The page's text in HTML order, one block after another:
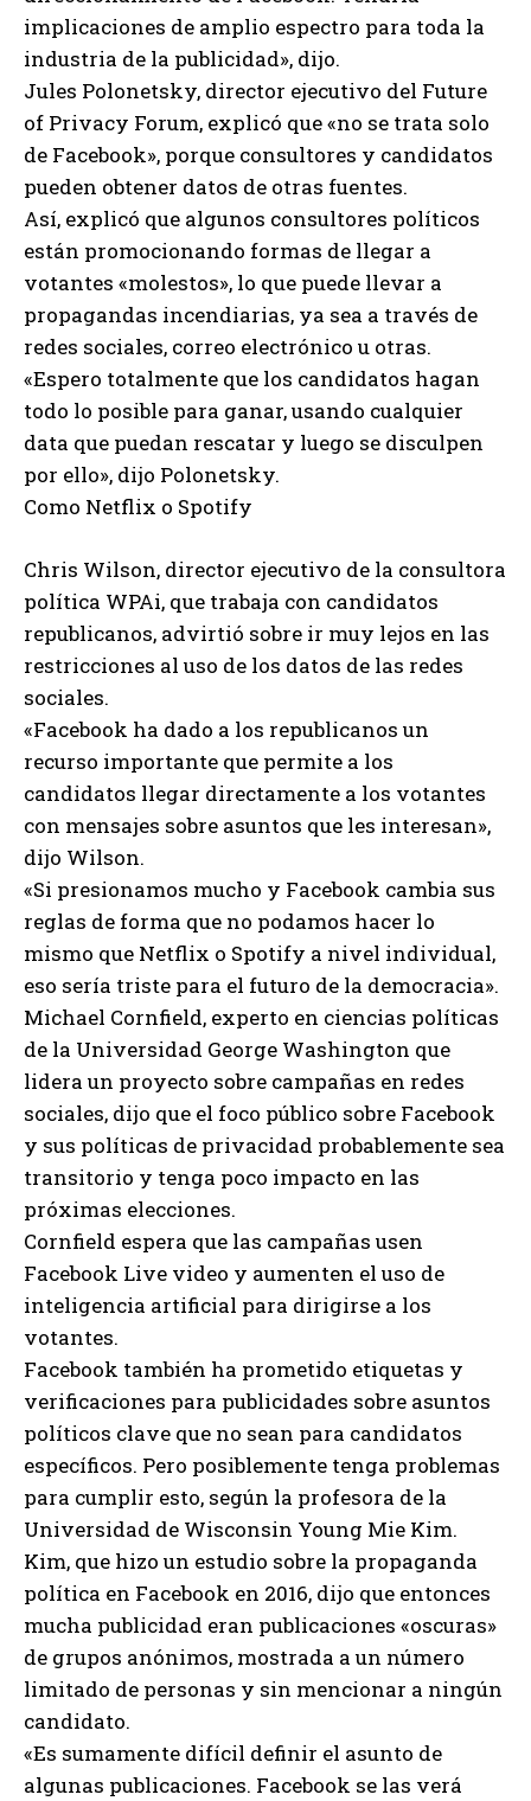
implicaciones de amplio espectro para toda la
industria de la publicidad», dijo.
Jules Polonetsky, director ejecutivo del Future
of Privacy Forum, explicó que «no se trata solo
de Facebook», porque consultores y candidatos
pueden obtener datos de otras fuentes.
Así, explicó que algunos consultores políticos
están promocionando formas de llegar a
votantes «molestos», lo que puede llevar a
propagandas incendiarias, ya sea a través de
redes sociales, correo electrónico u otras.
«Espero totalmente que los candidatos hagan
todo lo posible para ganar, usando cualquier
data que puedan rescatar y luego se disculpen
por ello», dijo Polonetsky.
Como Netflix o Spotify
Chris Wilson, director ejecutivo de la consultora
política WPAi, que trabaja con candidatos
republicanos, advirtió sobre ir muy lejos en las
restricciones al uso de los datos de las redes
sociales.
«Facebook ha dado a los republicanos un
recurso importante que permite a los
candidatos llegar directamente a los votantes
con mensajes sobre asuntos que les interesan»,
dijo Wilson.
«Si presionamos mucho y Facebook cambia sus
reglas de forma que no podamos hacer lo
mismo que Netflix o Spotify a nivel individual,
eso sería triste para el futuro de la democracia».
Michael Cornfield, experto en ciencias políticas
de la Universidad George Washington que
lidera un proyecto sobre campañas en redes
sociales, dijo que el foco público sobre Facebook
y sus políticas de privacidad probablemente sea
transitorio y tenga poco impacto en las
próximas elecciones.
Cornfield espera que las campañas usen
Facebook Live video y aumenten el uso de
inteligencia artificial para dirigirse a los
votantes.
Facebook también ha prometido etiquetas y
verificaciones para publicidades sobre asuntos
políticos clave que no sean para candidatos
específicos. Pero posiblemente tenga problemas
para cumplir esto, según la profesora de la
Universidad de Wisconsin Young Mie Kim.
Kim, que hizo un estudio sobre la propaganda
política en Facebook en 2016, dijo que entonces
mucha publicidad eran publicaciones «oscuras»
de grupos anónimos, mostrada a un número
limitado de personas y sin mencionar a ningún
candidato.
«Es sumamente difícil definir el asunto de
algunas publicaciones. Facebook se las verá